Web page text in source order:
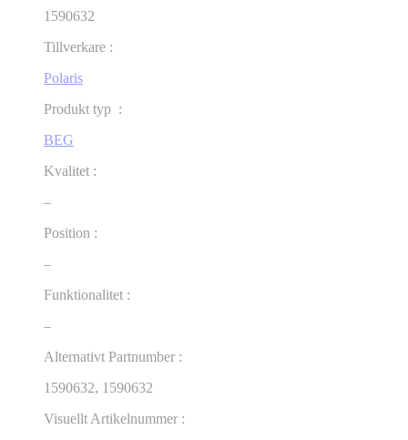
1590632
Tillverkare :
Polaris
Produkt typ :
BEG
Kvalitet :
–
Position :
–
Funktionalitet :
–
Alternativt Partnumber :
1590632, 1590632
Visuellt Artikelnummer :